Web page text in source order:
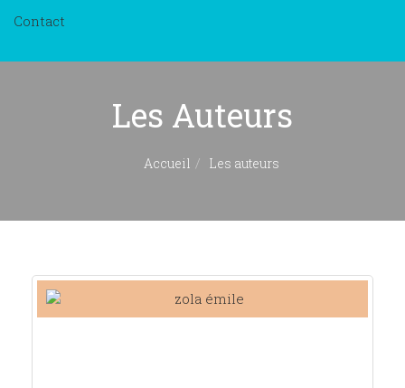
Contact
Les Auteurs
Accueil Les auteurs